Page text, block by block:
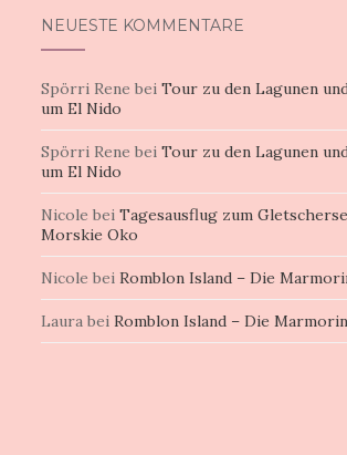
NEUESTE KOMMENTARE
Spörri Rene bei Tour zu den Lagunen
um El Nido
Spörri Rene bei Tour zu den Lagunen
um El Nido
Nicole bei Tagesausflug zum
Morskie Oko
Nicole bei Romblon Island – Die
Laurabei Romblon Island – Die